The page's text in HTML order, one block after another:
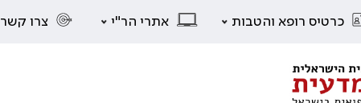
כרטיס רופא והטבות אתרי הר"י צרו קשר